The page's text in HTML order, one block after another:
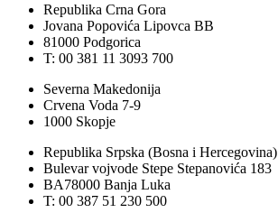
Republika Crna Gora
Jovana Popovića Lipovca BB
81000 Podgorica
T: 00 381 11 3093 700
Severna Makedonija
Crvena Voda 7-9
1000 Skopje
Republika Srpska (Bosna i Hercegovina)
Bulevar vojvode Stepe Stepanovića 183
BA78000 Banja Luka
T: 00 387 51 230 500